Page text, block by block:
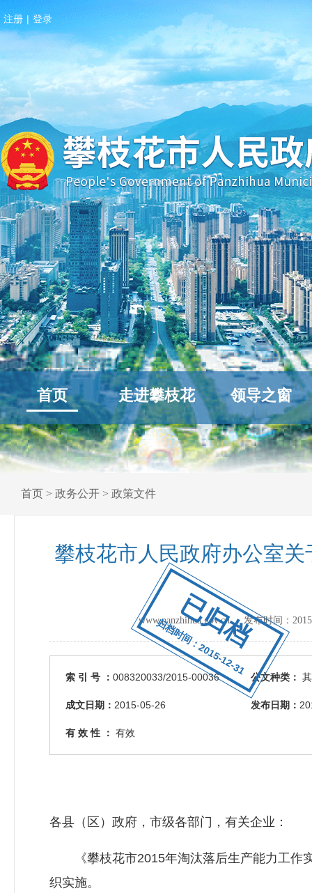
已归档
归档时间：2015-12-31
注册 | 登录
首页 走进攀枝花 领导之窗
首页 > 政务公开 > 政策文件
攀枝花市人民政府办公室
www.panzhihua.gov.cn 发布时间：
索 引 号 ： 008320033/2015-00036 公文种类：
成文日期： 2015-05-26 发布日期：
有 效 性 ： 有效
各县（区）政府，市级各部门，有关企业：
《攀枝花市2015年淘汰落后生产能力工作
织实施。